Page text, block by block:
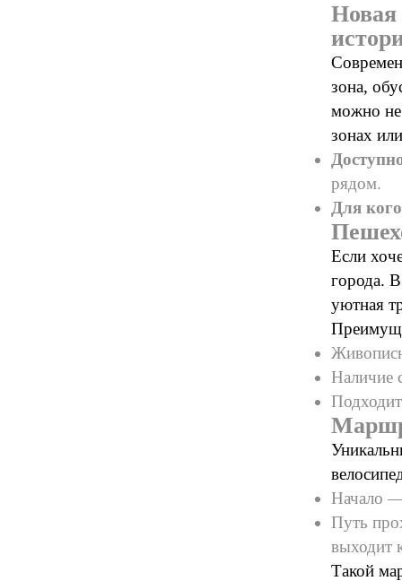
Новая
зона,
можно не
зонах
рядом.
Для кого
Если
города.
уютная
Наличие
Начало —
Путь
выходит
Такой